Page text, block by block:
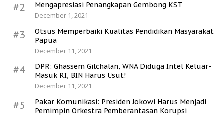
#2
Mengapresiasi Penangkapan Gembong KST
December 1, 2021
#3
Otsus Memperbaiki Kualitas Pendidikan Masyarakat
Papua
December 11, 2021
#4
DPR: Ghassem Gilchalan, WNA Diduga Intel Keluar-
Masuk RI, BIN Harus Usut!
December 11, 2021
#5
Pakar Komunikasi: Presiden Jokowi Harus Menjadi
Pemimpin Orkestra Pemberantasan Korupsi